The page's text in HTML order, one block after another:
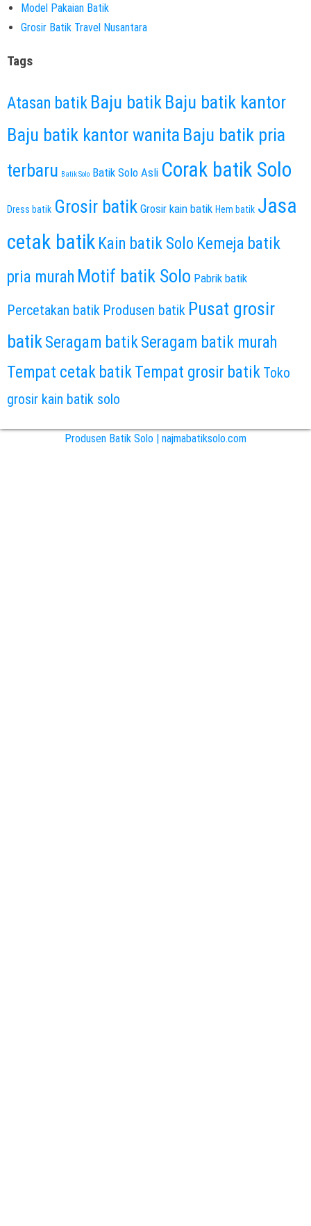
Model Pakaian Batik
Grosir Batik Travel Nusantara
Tags
Atasan batik Baju batik Baju batik kantor
Baju batik kantor wanita Baju batik pria
terbaru Batik Solo Batik Solo Asli Corak batik Solo
Dress batik Grosir batik Grosir kain batik Hem batik Jasa
cetak batik Kain batik Solo Kemeja batik
pria murah Motif batik Solo Pabrik batik
Percetakan batik Produsen batik Pusat grosir
batik Seragam batikSeragam batik murah
Tempat cetak batikTempat grosir batik Toko
grosir kain batik solo
Produsen Batik Solo | najmabatiksolo.com